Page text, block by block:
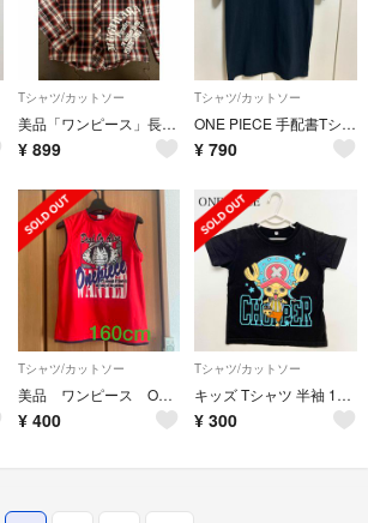
Tシャツ/カットソー
美品「ワンピース」長袖シャツ サイズ140
¥ 899
Tシャツ/カットソー
ONE PIECE 手配書Tシャツ 160cm
¥ 790
Tシャツ/カットソー
美品 ワンピース ONE PIECE タンクトップ 160cm
¥ 400
Tシャツ/カットソー
キッズ Tシャツ 半袖 100 ONE PIECE ブラック ベビー 夏服
¥ 300